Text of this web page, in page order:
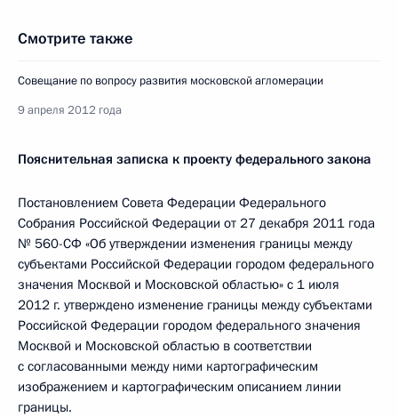
Смотрите также
Совещание по вопросу развития московской агломерации
9 апреля 2012 года
Пояснительная записка к проекту федерального закона
Постановлением Совета Федерации Федерального
Собрания Российской Федерации от 27 декабря 2011 года
№ 560-СФ «Об утверждении изменения границы между
субъектами Российской Федерации городом федерального
значения Москвой и Московской областью» с 1 июля
2012 г. утверждено изменение границы между субъектами
Российской Федерации городом федерального значения
Москвой и Московской областью в соответствии
с согласованными между ними картографическим
изображением и картографическим описанием линии
границы.